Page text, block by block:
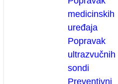
medicinskih
uređaja
Popravak
ultrazvučnih
sondi
Preventivni